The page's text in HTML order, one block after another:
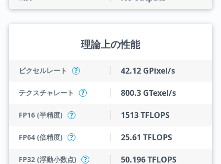
理論上の性能
ピクセルレート ? 42.12 GPixel/s
テクスチャレート ? 800.3 GTexel/s
FP16 (半精度) ? 1513 TFLOPS
FP64 (倍精度) ? 25.61 TFLOPS
FP32 (浮動小数点) ? 50.196 TFLOPS